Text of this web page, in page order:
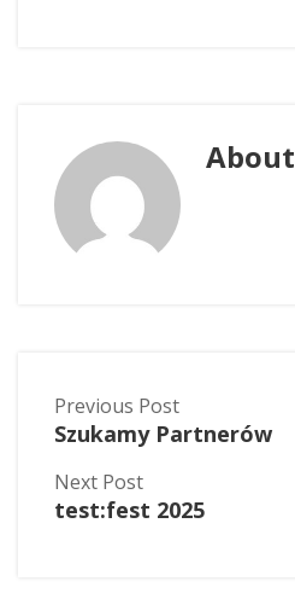
About
Previous Post
Szukamy Partnerów
Next Post
test:fest 2025